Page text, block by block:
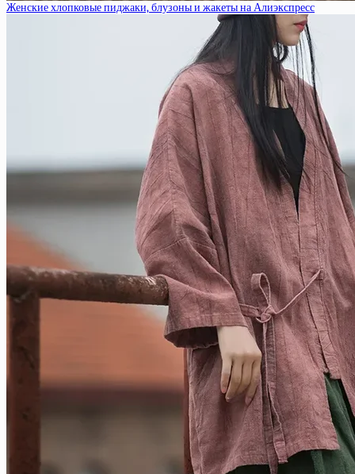
Женские хлопковые пиджаки, блузоны и жакеты на Алиэкспресс